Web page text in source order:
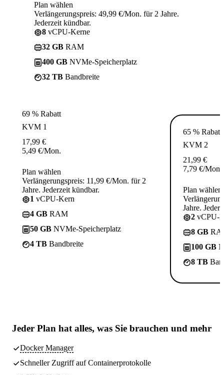
Plan wählen
Verlängerungspreis: 49,99 €/Mon. für 2 Jahre.
Jederzeit kündbar.
8 vCPU-Kerne
32 GB RAM
400 GB NVMe-Speicherplatz
32 TB Bandbreite
69 % Rabatt
KVM 1
17,99 €
5,49 €/Mon.
Plan wählen
Verlängerungspreis: 11,99 €/Mon. für 2
Jahre. Jederzeit kündbar.
1 vCPU-Kern
4 GB RAM
50 GB NVMe-Speicherplatz
4 TB Bandbreite
65 % Rabatt
KVM 2
21,99 €
7,79 €/Mon.
Plan wählen
Jahre.
2 vCPU-
8 GB
100 GB
8 TB
Jeder Plan hat alles, was Sie brauchen und mehr
Docker Manager
Schneller Zugriff auf Containerprotokolle